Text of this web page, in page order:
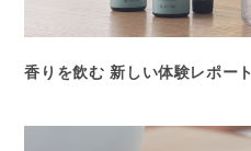
香りを飲む 新しい体験レポート